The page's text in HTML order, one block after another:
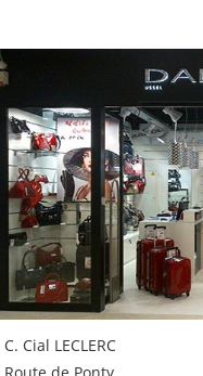
C. Cial LECLERC